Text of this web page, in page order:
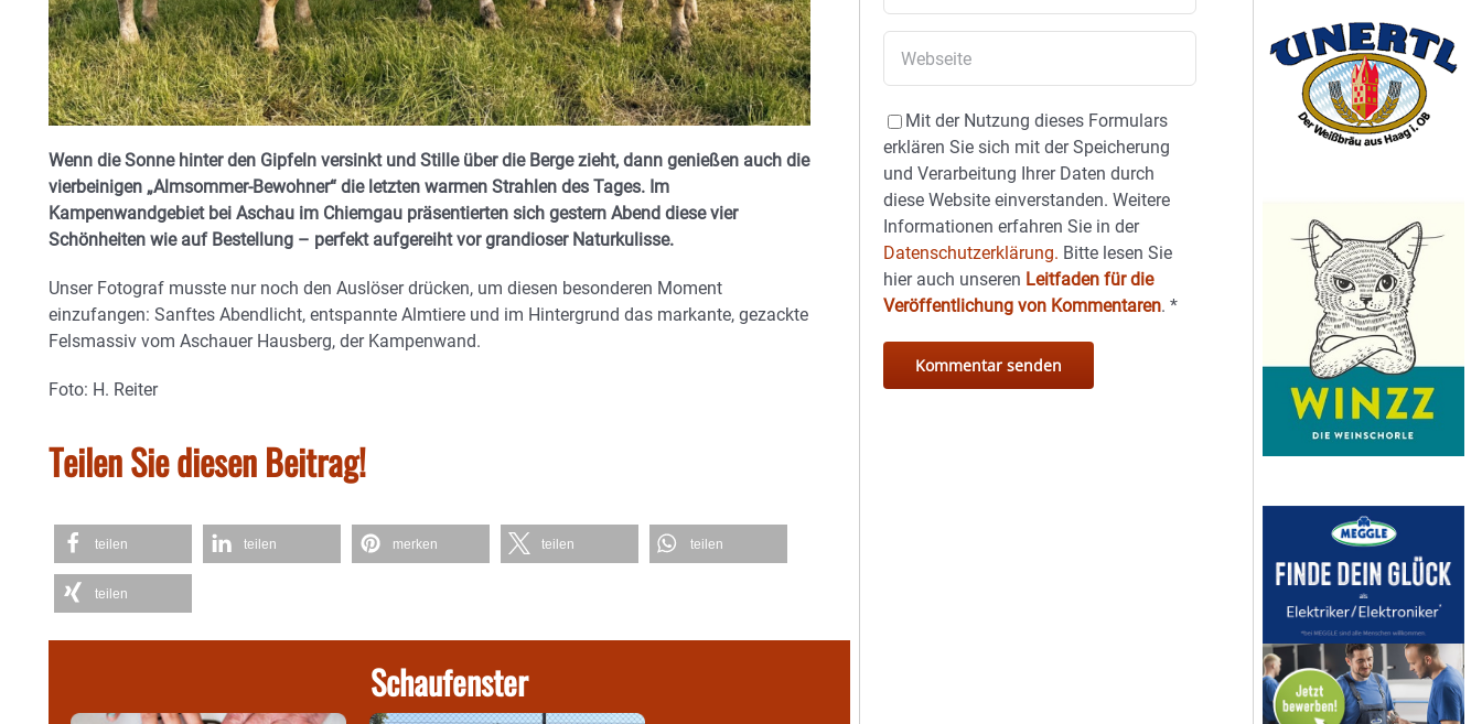
Wenn die Sonne hinter den Gipfeln versinkt und Stille über die Berge zieht, dann genießen auch die
vierbeinigen „Almsommer-Bewohner“ die letzten warmen Strahlen des Tages. Im
Kampenwandgebiet bei Aschau im Chiemgau präsentierten sich gestern Abend diese vier
Schönheiten wie auf Bestellung – perfekt aufgereiht vor grandioser Naturkulisse.
Unser Fotograf musste nur noch den Auslöser drücken, um diesen besonderen Moment
einzufangen: Sanftes Abendlicht, entspannte Almtiere und im Hintergrund das markante, gezackte
Felsmassiv vom Aschauer Hausberg, der Kampenwand.
Foto: H. Reiter
Teilen Sie diesen Beitrag!
teilen teilen merken teilen teilen
teilen
Schaufenster
Mit der Nutzung dieses Formulars
erklären Sie sich mit der Speicherung
und Verarbeitung Ihrer Daten durch
diese Website einverstanden. Weitere
Informationen erfahren Sie in der
Datenschutzerklärung. Bitte lesen Sie
hier auch unseren Leitfaden für die
Veröffentlichung von Kommentaren.*